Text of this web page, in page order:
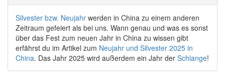
Silvester bzw. Neujahr werden in China zu einem anderen
Zeitraum gefeiert als bei uns. Wann genau und was es sonst
über das Fest zum neuen Jahr in China zu wissen gibt
erfährst du im Artikel zum Neujahr und Silvester 2025 in
China. Das Jahr 2025 wird außerdem ein Jahr der Schlange!